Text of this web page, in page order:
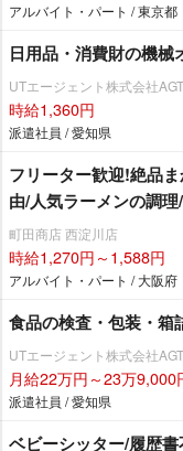
アルバイト・パート / 東京都
日用品・消費財の機
UTエージェント株式会社
時給1,360円
派遣社員 / 愛知県
フリーター歓迎!絶品
由/人気ラーメンの調
町田商店 西淀川店
時給1,270円～1,588円
アルバイト・パート / 大阪府
食品の検査・包装・箱
UTエージェント株式会社
月給22万円～23万9,000
派遣社員 / 愛知県
ベビーシッター/履歴